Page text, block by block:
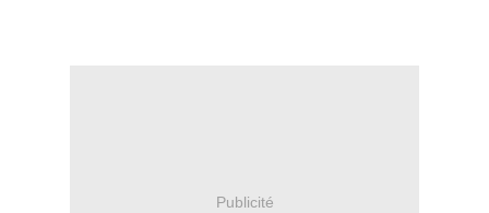
Publicité